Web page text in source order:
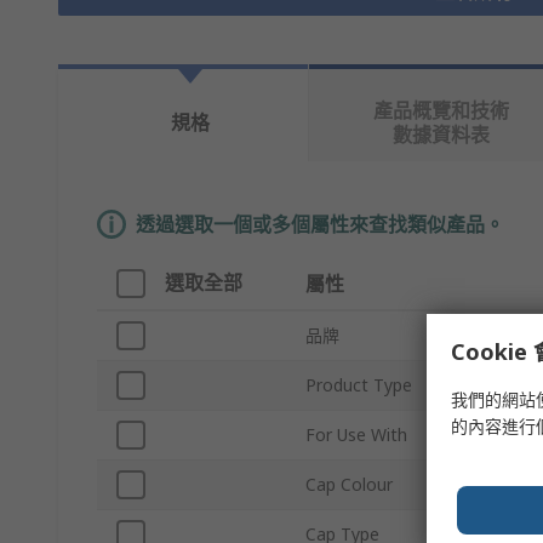
規格
產品概覽和技術
數據資料表
透過選取一個或多個屬性來查找類似產品。
選取全部 屬性
品牌
Product Type
For Use With
Cap Colour
Cap Type
Cookie
我們的網站
的內容進